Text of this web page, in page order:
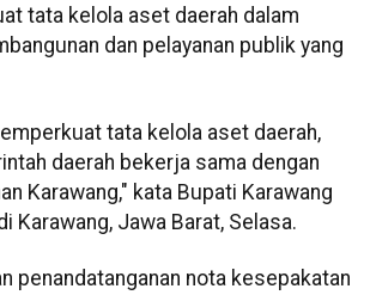
tata kelola aset daerah dalam
dan pelayanan publik yang
tata kelola aset daerah,
daerah bekerja sama dengan
Karawang," kata Bupati Karawang
Karawang, Jawa Barat, Selasa.
penandatanganan nota kesepakatan